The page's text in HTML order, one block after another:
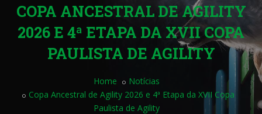
COPA ANCESTRAL DE AGILITY
2026 E 4ª ETAPA DA XVII COPA
PAULISTA DE AGILITY
Home
Notícias
Copa Ancestral de Agility 2026 e 4ª Etapa da XVII Copa
Paulista de Agility